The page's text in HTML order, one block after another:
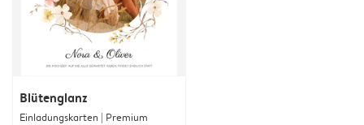
Blütenglanz
Einladungskarten | Premium